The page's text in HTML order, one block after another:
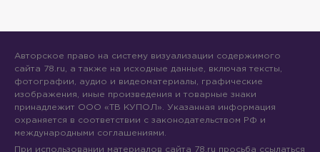
Авторское право на систему визуализации содержимого
сайта 78.ru, а также на исходные данные, включая тексты,
фотографии, аудио и видеоматериалы, графические
изображения, иные произведения и товарные знаки
принадлежит ООО «ТВ КУПОЛ». Указанная информация
охраняется в соответствии с законодательством РФ и
международными соглашениями.
При использовании материалов сайта 78.ru просьба ссылаться